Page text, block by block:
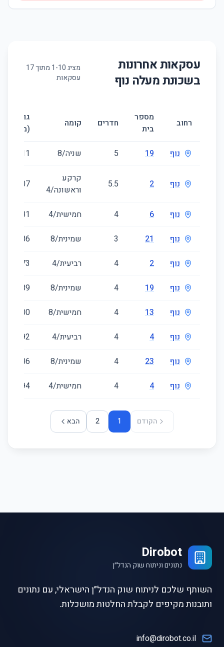
עסקאות אחרונות
בשכונתמעלה נוף
מציג 1-10 מתוך17
עסקאות
רחוב
מספר
בית
חדרים קומה
גודל
(מ״ר)
נוף 19
5 שניה/8 111
נוף 2
5.5
קרקע
וראשונה/4
107
נוף 6
4 חמישית/4 81
נוף 21
3 שמינית/8 86
נוף 2
4 רביעית/4 73
נוף 19
4 שמינית/8 89
נוף 13
4 חמישית/8 100
נוף 4
4 רביעית/4 92
נוף 23
4 שמינית/8 86
נוף 4
4 חמישית/4 94
הקודם 1
2 הבא
Dirobot
נתונים וניתוח שוק הנדל״ן
השותף שלכם לניתוח שוק הנדל״ן הישראלי, עם נתונים
ותובנות מקיפים לקבלת החלטות מושכלות.
info@dirobot.co.il